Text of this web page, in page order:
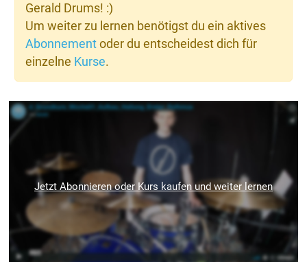
Gerald Drums! :)
Um weiter zu lernen benötigst du ein aktives
Abonnementoder du entscheidest dich für
einzelne Kurse.
Jetzt Abonnieren oder Kurs kaufen und weiter lernen